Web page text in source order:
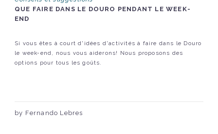
QUE FAIRE DANS LE DOURO PENDANT LE WEEK-
END
Si vous êtes à court d'idées d'activités à faire dans le Douro
le week-end, nous vous aiderons! Nous proposons des
options pour tous les goûts.
by Fernando Lebres